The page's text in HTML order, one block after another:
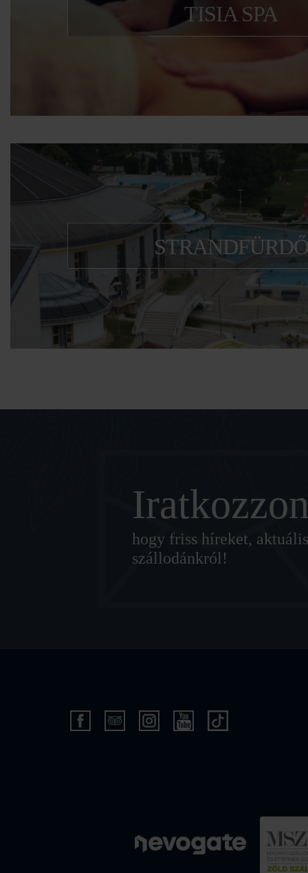
TISIA SPA
Tisia Spa
STRANDFÜRDŐ
Élmény és kellemes
hogy friss híreket,
szállodánkról!